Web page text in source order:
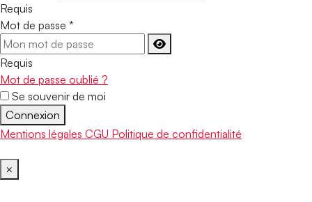
Requis
Mot de passe *
Requis
Mot de passe oublié ?
Se souvenir de moi
Connexion
Mentions légales CGU Politique de confidentialité
×